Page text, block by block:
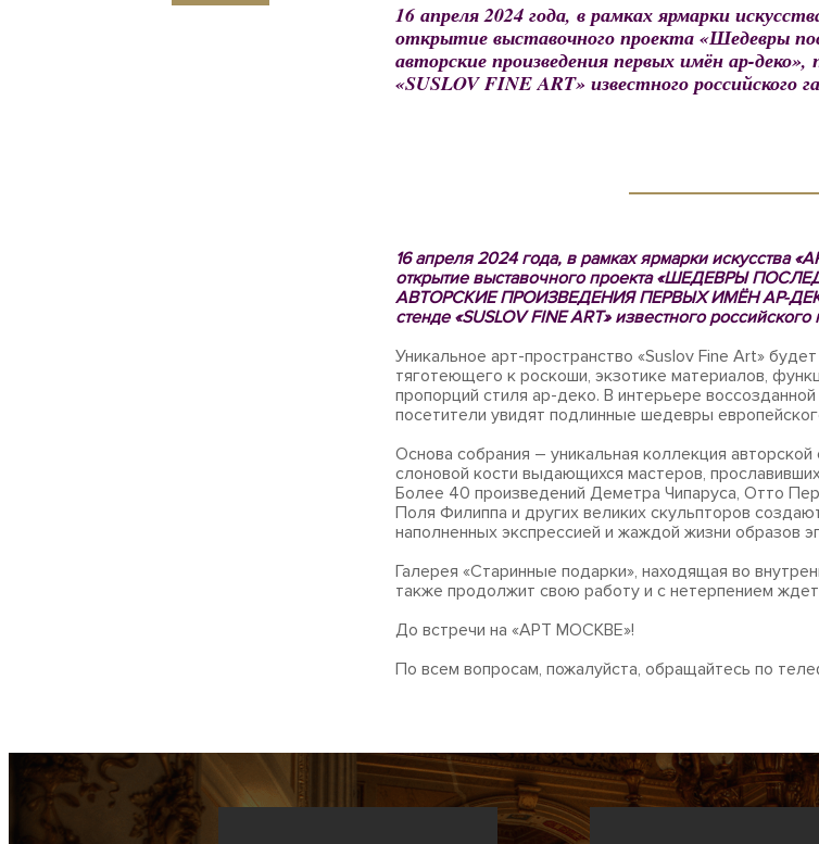
16 апреля 2024 года, в рамках ярмарки
открытие выставочного проекта «Шедевры
авторские произведения первых имён ар-деко»,
«SUSLOV FINE ART» известного российского
16 апреля 2024 года, в рамках ярмарки искусства
открытие выставочного проекта «ШЕДЕВРЫ
АВТОРСКИЕ ПРОИЗВЕДЕНИЯ ПЕРВЫХ ИМЁН АР-
стенде «SUSLOV FINE ART» известного
Уникальное арт-пространство «Suslov Fine Art»
тяготеющего к роскоши, экзотике материалов,
пропорций стиля ар-деко. В интерьере
посетители увидят подлинные шедевры
Основа собрания – уникальная коллекция
слоновой кости выдающихся мастеров,
Более 40 произведений Деметра Чипаруса, Отто
Поля Филиппа и других великих скульпторов
наполненных экспрессией и жаждой жизни образов
Галерея «Старинные подарки», находящая во
также продолжит свою работу и с нетерпением ждет
До встречи на «АРТ МОСКВЕ»!
По всем вопросам, пожалуйста, обращайтесь по